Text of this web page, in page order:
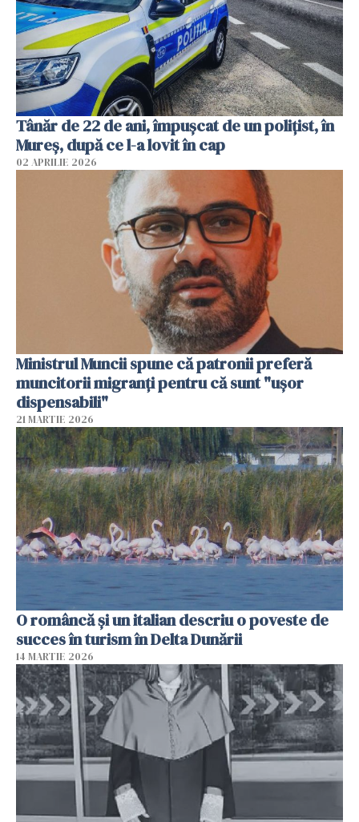
Tânăr de 22 de ani, împușcat de un polițist, în
Mureș, după ce l-a lovit în cap
02 APRILIE 2026
Ministrul Muncii spune că patronii preferă
muncitorii migranți pentru că sunt "uşor
dispensabili"
21 MARTIE 2026
O româncă și un italian descriu o poveste de
succes în turism în Delta Dunării
14 MARTIE 2026